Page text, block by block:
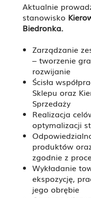
Aktualnie
stanowisko
Biedronka.
Zarządzanie
– tworzenie
rozwijanie
Ścisła
Sklepu oraz
Sprzedaży
Realizacja
optymalizacji
produktów
zgodnie z
Wykładanie
ekspozycję,
jego obrębie